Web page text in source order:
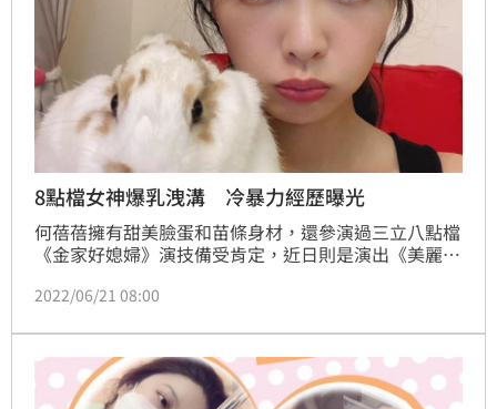
8點檔女神爆乳洩溝 冷暴力經歷曝光
何蓓蓓擁有甜美臉蛋和苗條身材，還參演過三立八點檔
《金家好媳婦》演技備受肯定，近日則是演出《美麗人
她，近日大方分享性感美照，畫面中何蓓蓓穿著黑色U
全歪樓何蓓蓓的好身材。
2022/06/21 08:00